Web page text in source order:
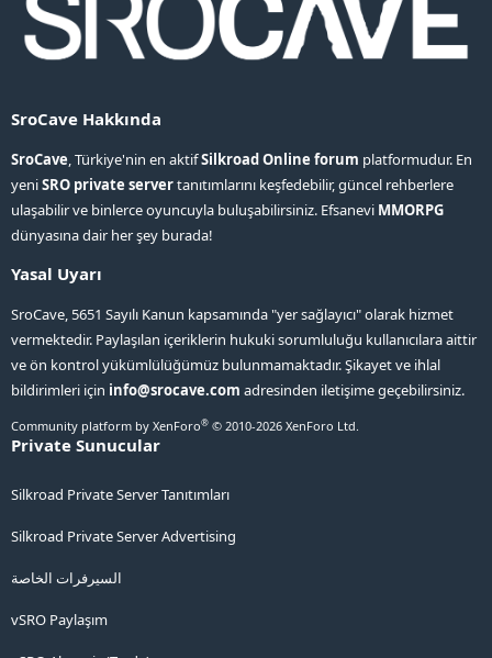
SroCave Hakkında
SroCave, Türkiye'nin en aktifSilkroad Online forum platformudur. En
yeniSRO private servertanıtımlarını keşfedebilir, güncel rehberlere
ulaşabilir ve binlerce oyuncuyla buluşabilirsiniz. Efsanevi MMORPG
dünyasına dair her şey burada!
Yasal Uyarı
SroCave, 5651 Sayılı Kanun kapsamında "yer sağlayıcı" olarak hizmet
vermektedir. Paylaşılan içeriklerin hukuki sorumluluğu kullanıcılara aittir
ve ön kontrol yükümlülüğümüz bulunmamaktadır. Şikayet ve ihlal
bildirimleri için info@srocave.com adresinden iletişime geçebilirsiniz.
Community platform by XenForo® © 2010-2026 XenForo Ltd.
Private Sunucular
Silkroad Private Server Tanıtımları
Silkroad Private Server Advertising
السيرفرات الخاصة
vSRO Paylaşım